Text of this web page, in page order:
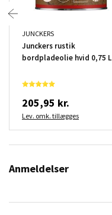
JUNCKERS
Junckers rustik
bordpladeolie hvid 0,75 L
205,95 kr.
Lev. omk. tillægges
Anmeldelser